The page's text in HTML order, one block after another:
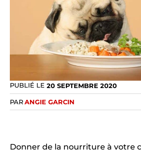
PUBLIÉ LE 20 SEPTEMBRE 2020
PARANGIE GARCIN
Donner de la nourriture à votre